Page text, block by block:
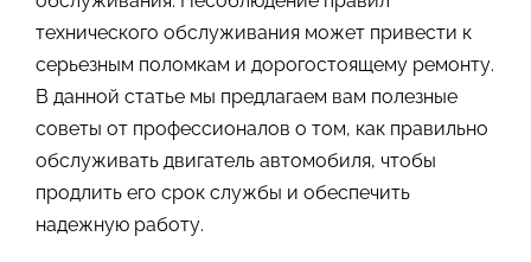
технического обслуживания может привести к
серьезным поломкам и дорогостоящему ремонту.
В данной статье мы предлагаем вам полезные
советы от профессионалов о том, как правильно
обслуживать двигатель автомобиля, чтобы
продлить его срок службы и обеспечить
надежную работу.